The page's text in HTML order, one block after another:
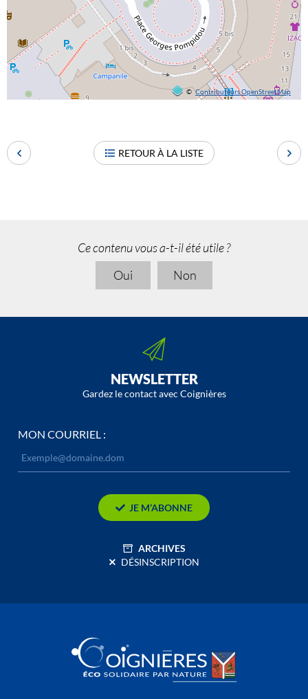
© Contributeurs OpenStreetMap
RETOUR À LA LISTE
Ce contenu vous a-t-il été utile ?
Oui
Non
NEWSLETTER
Gardez le contact avec Coignières
MON COURRIEL :
JE M’ABONNE
ARCHIVES
DÉSINSCRIPTION